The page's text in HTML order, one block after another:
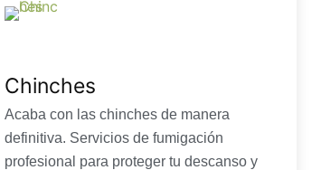
Chinches
Acaba con las chinches de manera
definitiva. Servicios de fumigación
profesional para proteger tu descanso y